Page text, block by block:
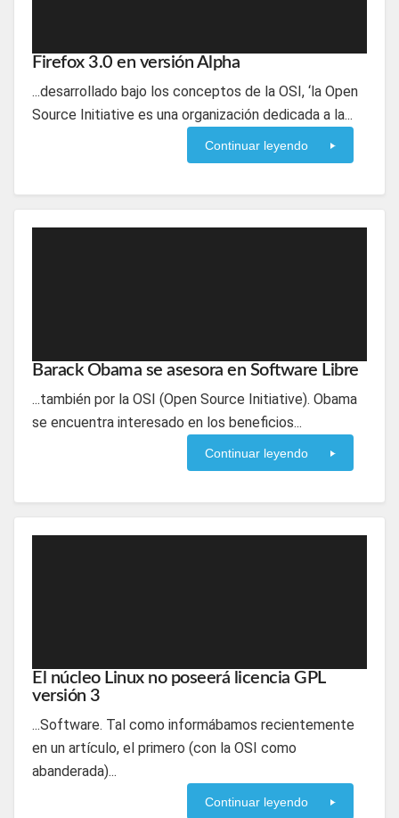
Firefox 3.0 en versión Alpha
...desarrollado bajo los conceptos de la OSI, ‘la Open
Source Initiative es una organización dedicada a la...
Continuar leyendo
Barack Obama se asesora en Software Libre
...también por la OSI (Open Source Initiative). Obama
se encuentra interesado en los beneficios...
Continuar leyendo
El núcleo Linux no poseerá licencia GPL
versión 3
...Software. Tal como informábamos recientemente
en un artículo, el primero (con la OSI como
abanderada)...
Continuar leyendo